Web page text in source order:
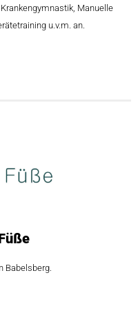
Manuelle
u.v.m. an.
Babelsberg.